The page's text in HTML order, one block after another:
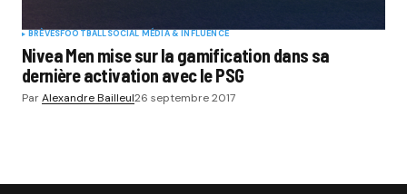
BRÈVESFOOTBALLSOCIAL MÉDIA & INFLUENCE
Nivea Men mise sur la gamification dans sa
dernière activation avec le PSG
ParAlexandre Bailleul26 septembre 2017